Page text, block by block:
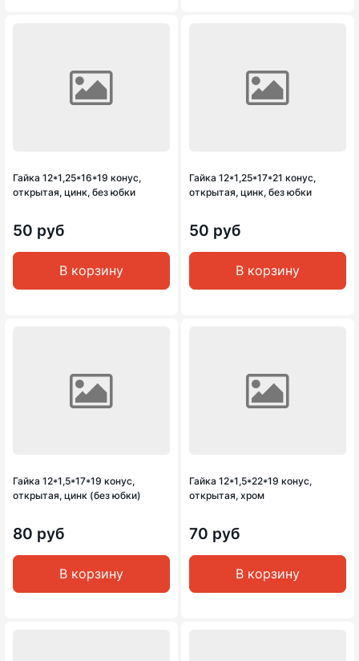
Гайка 12*1,25*16*19 конус,
открытая, цинк, без юбки
50 руб
В корзину
Гайка 12*1,25*17*21 конус,
открытая, цинк, без юбки
50 руб
В корзину
Гайка 12*1,5*17*19 конус,
открытая, цинк (без юбки)
80 руб
В корзину
Гайка 12*1,5*22*19 конус,
открытая, хром
70 руб
В корзину